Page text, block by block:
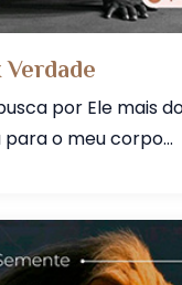
Verdade
por Ele mais
o meu corpo...